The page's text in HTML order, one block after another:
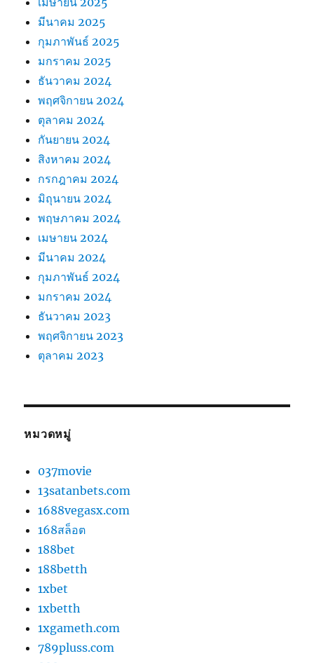
มีนาคม 2025
กุมภาพันธ์ 2025
มกราคม 2025
ธันวาคม 2024
พฤศจิกายน 2024
ตุลาคม 2024
กันยายน 2024
สิงหาคม 2024
กรกฎาคม 2024
มิถุนายน 2024
พฤษภาคม 2024
เมษายน 2024
มีนาคม 2024
กุมภาพันธ์ 2024
มกราคม 2024
ธันวาคม 2023
พฤศจิกายน 2023
ตุลาคม 2023
หมวดหมู่
037movie
13satanbets.com
1688vegasx.com
168สล็อต
188bet
188betth
1xbet
1xbetth
1xgameth.com
789pluss.com